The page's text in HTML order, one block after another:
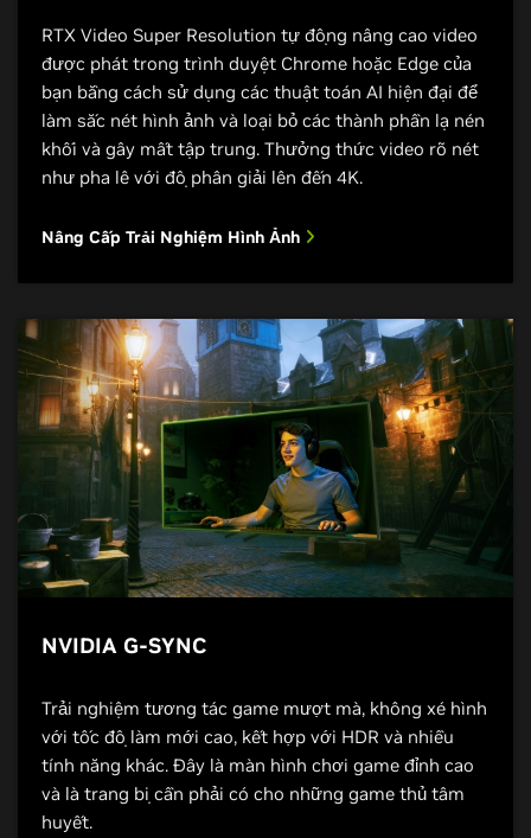
RTX Video Super Resolution tự động nâng cao video
được phát trong trình duyệt Chrome hoặc Edge của
bạn bằng cách sử dụng các thuật toán AI hiện đại để
làm sắc nét hình ảnh và loại bỏ các thành phần lạ nén
khối và gây mất tập trung. Thưởng thức video rõ nét
như pha lê với độ phân giải lên đến 4K.
Nâng Cấp Trải Nghiệm Hình Ảnh
NVIDIA G-SYNC
Trải nghiệm tương tác game mượt mà, không xé hình
với tốc độ làm mới cao, kết hợp với HDR và nhiều
tính năng khác. Đây là màn hình chơi game đỉnh cao
và là trang bị cần phải có cho những game thủ tâm
huyết.